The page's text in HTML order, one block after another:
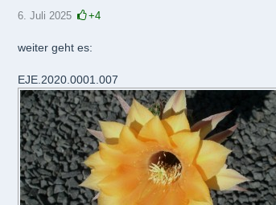
6. Juli 2025 +4
weiter geht es:
EJE.2020.0001.007